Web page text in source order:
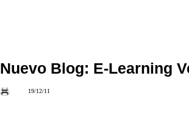
Nuevo Blog: E-Learning
19/12/11